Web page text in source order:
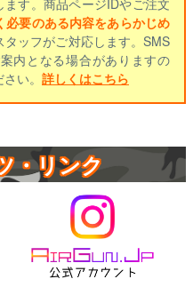
必要のある内容をあらかじめ
タッフがご対応します。SMS
内となる場合がありますの
い。 詳しくはこちら
・リンク